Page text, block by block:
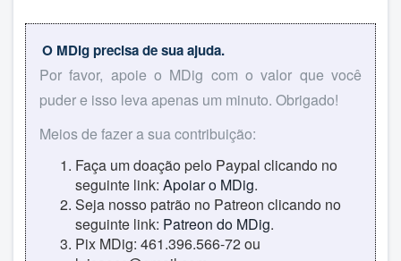
O MDig precisa de sua ajuda.
Por favor, apoie o MDig com o valor que você
puder e isso leva apenas um minuto. Obrigado!
Meios de fazer a sua contribuição:
Faça um doação pelo Paypal clicando no
seguinte link: Apoiar o MDig.
Seja nosso patrão no Patreon clicando no
seguinte link: Patreon do MDig.
Pix MDig: 461.396.566-72 ou